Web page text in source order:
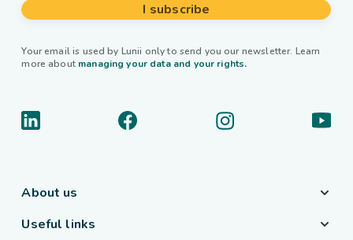
I subscribe
Your email is used by Lunii only to send you our newsletter. Learn
more about managing your data and your rights.
About us
Useful links